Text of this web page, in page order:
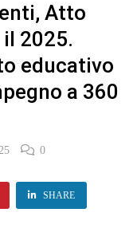
Atto
2025.
educativo
a 360
0
SHARE